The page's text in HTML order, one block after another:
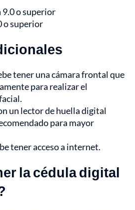
o superior
o superior
tener una cámara frontal que
para realizar el
un lector de huella digital
para mayor
tener acceso a internet.
la cédula digital